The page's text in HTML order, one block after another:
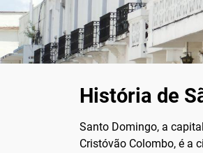
História de
Santo Domingo, a
Cristóvão Colombo, é a